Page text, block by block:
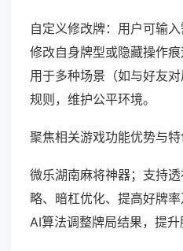
自定义修改牌：用户可输入
修改自身牌型或隐藏操作
用于多种场景（如与好友
规则，维护公平环境。
聚焦相关游戏功能优势与特
微乐湖南麻将神器；支持
略、暗杠优化、提高好牌
AI算法调整牌局结果，提升